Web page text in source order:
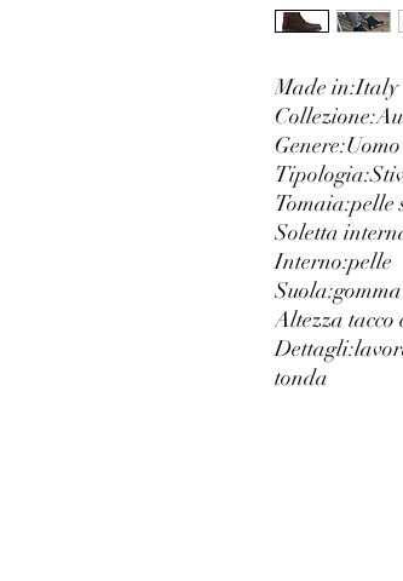
Made in:Italy
Collezione:
Genere:Uomo
Tipologia:
Tomaia:pelle
Soletta
Interno:pelle
Suola:gomma
Altezza tacco
Dettagli:
tonda